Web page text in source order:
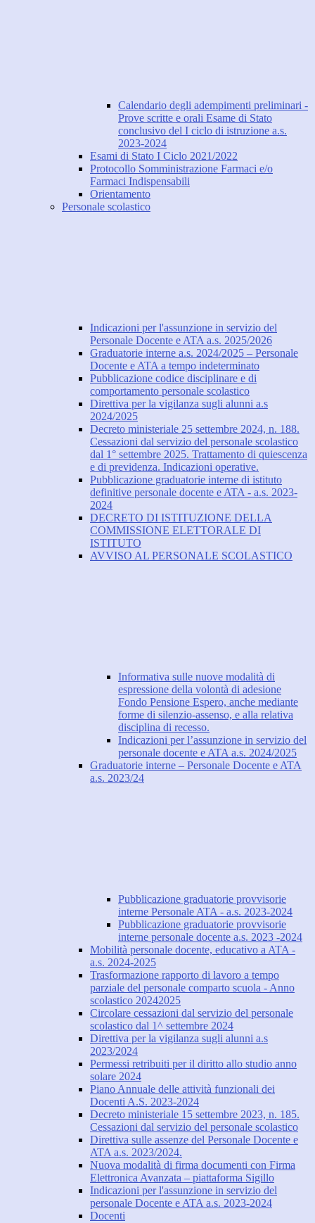
Calendario degli adempimenti preliminari -
Prove scritte e orali Esame di Stato
conclusivo del I ciclo di istruzione a.s.
2023-2024
Esami di Stato I Ciclo 2021/2022
Protocollo Somministrazione Farmaci e/o
Farmaci Indispensabili
Orientamento
Personale scolastico
Indicazioni per l'assunzione in servizio del
Personale Docente e ATA a.s. 2025/2026
Graduatorie interne a.s. 2024/2025 – Personale
Docente e ATA a tempo indeterminato
Pubblicazione codice disciplinare e di
comportamento personale scolastico
Direttiva per la vigilanza sugli alunni a.s
2024/2025
Decreto ministeriale 25 settembre 2024, n. 188.
Cessazioni dal servizio del personale scolastico
dal 1° settembre 2025. Trattamento di quiescenza
e di previdenza. Indicazioni operative.
Pubblicazione graduatorie interne di istituto
definitive personale docente e ATA - a.s. 2023-
2024
DECRETO DI ISTITUZIONE DELLA
COMMISSIONE ELETTORALE DI
ISTITUTO
AVVISO AL PERSONALE SCOLASTICO
Informativa sulle nuove modalità di
espressione della volontà di adesione
Fondo Pensione Espero, anche mediante
forme di silenzio-assenso, e alla relativa
disciplina di recesso.
Indicazioni per l’assunzione in servizio del
personale docente e ATA a.s. 2024/2025
Graduatorie interne – Personale Docente e ATA
a.s. 2023/24
Pubblicazione graduatorie provvisorie
interne Personale ATA - a.s. 2023-2024
Pubblicazione graduatorie provvisorie
interne personale docente a.s. 2023 -2024
Mobilità personale docente, educativo a ATA -
a.s. 2024-2025
Trasformazione rapporto di lavoro a tempo
parziale del personale comparto scuola - Anno
scolastico 20242025
Circolare cessazioni dal servizio del personale
scolastico dal 1^ settembre 2024
Direttiva per la vigilanza sugli alunni a.s
2023/2024
Permessi retribuiti per il diritto allo studio anno
solare 2024
Piano Annuale delle attività funzionali dei
Docenti A.S. 2023-2024
Decreto ministeriale 15 settembre 2023, n. 185.
Cessazioni dal servizio del personale scolastico
Direttiva sulle assenze del Personale Docente e
ATA a.s. 2023/2024.
Nuova modalità di firma documenti con Firma
Elettronica Avanzata – piattaforma Sigillo
Indicazioni per l'assunzione in servizio del
personale Docente e ATA a.s. 2023-2024
Docenti